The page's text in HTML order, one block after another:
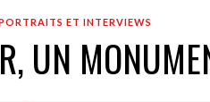
ET INTERVIEWS
UN